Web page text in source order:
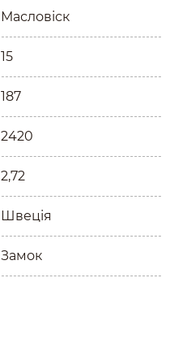
Масловіск
15
187
2420
2,72
Швеція
Замок